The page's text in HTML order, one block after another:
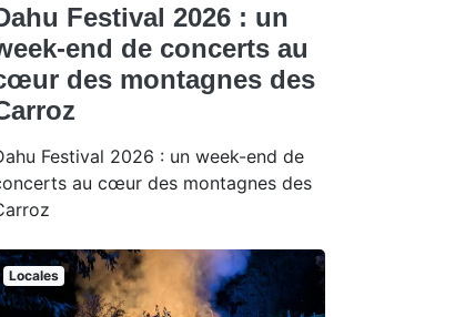
Festival 2026 : un
end de concerts au
des montagnes des
Festival 2026 : un week-end de
au cœur des montagnes des
Locales